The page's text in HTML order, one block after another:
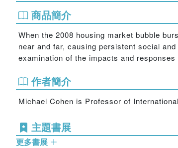
商品簡介
When the 2008 housing market bubble
near and far, causing persistent social
examination of the impacts and
作者簡介
Michael Cohen is Professor of
主題書展
更多書展